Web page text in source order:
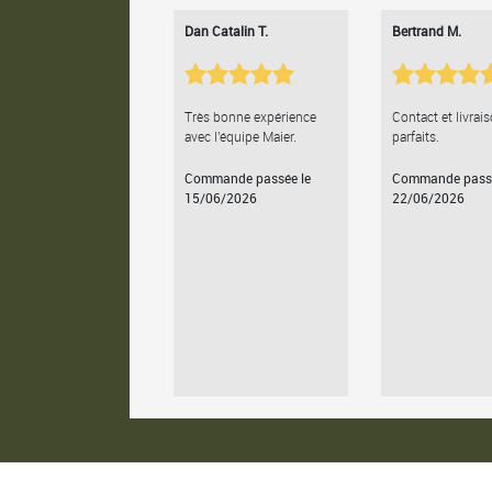
Dan Catalin T.
Très bonne expérience
avec l'équipe Maier.
Commande passée le
15/06/2026
Bertrand M.
Contact et
parfaits.
Commande
22/06/2026